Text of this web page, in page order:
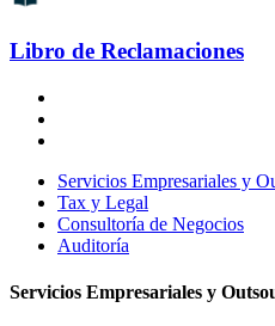
Libro de Reclamaciones
Servicios Empresariales y
Tax y Legal
Consultoría de Negocios
Auditoría
Servicios Empresariales y